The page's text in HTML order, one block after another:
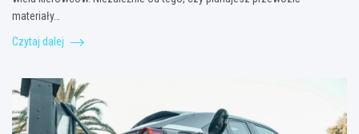
materiały…
Czytaj dalej